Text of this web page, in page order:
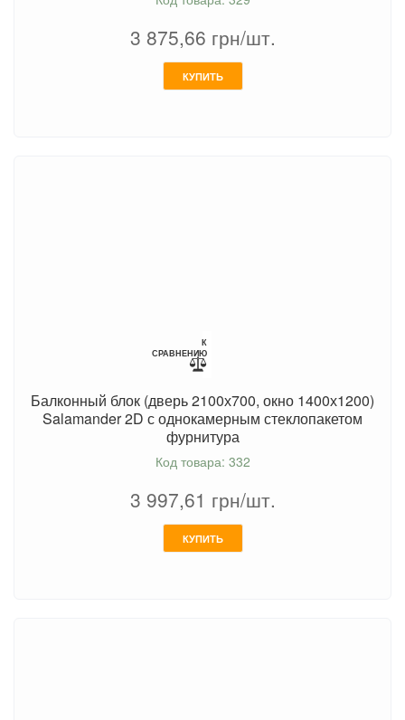
3 875,66 грн/шт.
КУПИТЬ
К
СРАВНЕНИЮ
Балконный блок (дверь 2100х700, окно 1400х1200)
Salamander 2D с однокамерным стеклопакетом
фурнитура
Код товара: 332
3 997,61 грн/шт.
КУПИТЬ